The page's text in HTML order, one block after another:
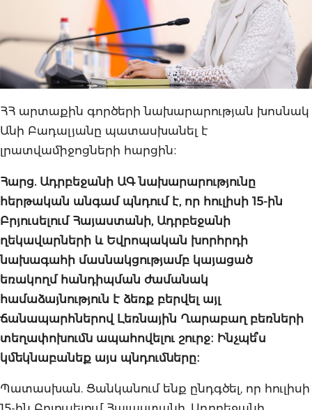
ՀՀ արտաքին գործերի նախարարության խոսնակ
Անի Բադալյանը պատասխանել է
լրատվամիջոցների հարցին։
Հարց. Ադրբեջանի ԱԳ նախարարությունը
հերթական անգամ պնդում է, որ հուլիսի 15-ին
Բրյուսելում Հայաստանի, Ադրբեջանի
ղեկավարների և Եվրոպական խորհրդի
նախագահի մասնակցությամբ կայացած
եռակողմ հանդիպման ժամանակ
համաձայնություն է ձեռք բերվել այլ
ճանապարհներով Լեռնային Ղարաբաղ բեռների
տեղափոխումն ապահովելու շուրջ։ Ինչպե՞ս
կմեկնաբանեք այս պնդումները։
Պատասխան. Ցանկանում ենք ընդգծել, որ հուլիսի